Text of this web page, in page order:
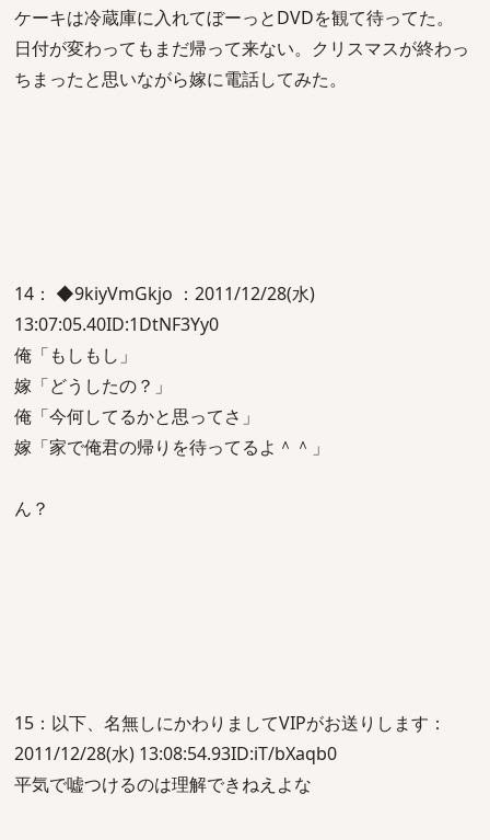
ケーキは冷蔵庫に入れてぼーっとDVDを観て待ってた。
日付が変わってもまだ帰って来ない。クリスマスが終わっ
ちまったと思いながら嫁に電話してみた。
14： ◆9kiyVmGkjo ：2011/12/28(水)
13:07:05.40ID:1DtNF3Yy0
俺「もしもし」
嫁「どうしたの？」
俺「今何してるかと思ってさ」
嫁「家で俺君の帰りを待ってるよ＾＾」
ん？
15：以下、名無しにかわりましてVIPがお送りします：
2011/12/28(水) 13:08:54.93ID:iT/bXaqb0
平気で嘘つけるのは理解できねえよな